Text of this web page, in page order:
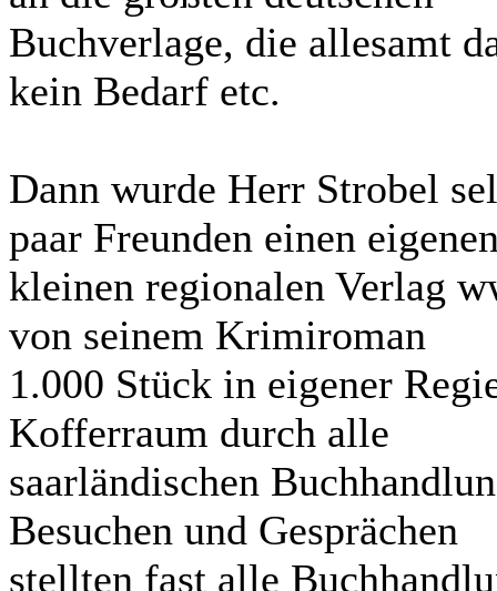
Buchverlage, die allesamt
kein Bedarf etc.
Dann wurde Herr Strobel
paar Freunden einen
kleinen regionalen Verlag
von seinem Krimiroman
1.000 Stück in eigener
Kofferraum durch alle
saarländischen
Besuchen und Gesprächen
stellten fast alle